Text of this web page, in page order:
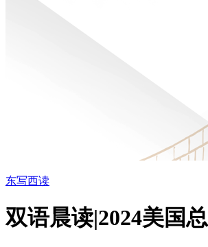
东写西读
双语晨读|2024美国